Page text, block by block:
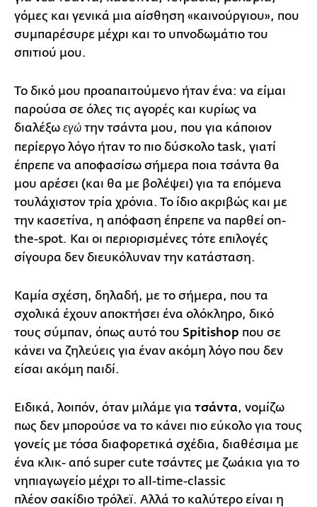
γόμες και γενικά μια αίσθηση «καινούργιου», που
συμπαρέσυρε μέχρι και το υπνοδωμάτιο του
σπιτιού μου.
Το δικό μου προαπαιτούμενο ήταν ένα: να είμαι
παρούσα σε όλες τις αγορές και κυρίως να
διαλέξω εγώ την τσάντα μου, που για κάποιον
περίεργο λόγο ήταν το πιο δύσκολο task, γιατί
έπρεπε να αποφασίσω σήμερα ποια τσάντα θα
μου αρέσει (και θα με βολέψει) για τα επόμενα
τουλάχιστον τρία χρόνια. Το ίδιο ακριβώς και με
την κασετίνα, η απόφαση έπρεπε να παρθεί on-
the-spot. Και οι περιορισμένες τότε επιλογές
σίγουρα δεν διευκόλυναν την κατάσταση.
Καμία σχέση, δηλαδή, με το σήμερα, που τα
σχολικά έχουν αποκτήσει ένα ολόκληρο, δικό
τους σύμπαν, όπως αυτό του Spitishop που σε
κάνει να ζηλεύεις για έναν ακόμη λόγο που δεν
είσαι ακόμη παιδί.
Ειδικά, λοιπόν, όταν μιλάμε για τσάντα, νομίζω
πως δεν μπορούσε να το κάνει πιο εύκολο για τους
γονείς με τόσα διαφορετικά σχέδια, διαθέσιμα με
ένα κλικ- από super cute τσάντες με ζωάκια για το
νηπιαγωγείο μέχρι τo all-time-classic
πλέον σακίδιο τρόλεϊ. Αλλά το καλύτερο είναι η